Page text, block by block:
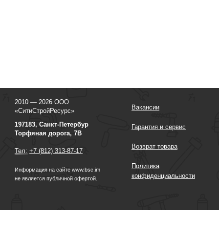
2010 — 2026 ООО
«СитиСтройРесурс»
197183, Санкт-Петербур
Торфяная дорога, 7В
Тел: +7 (812) 313-87-17
Информация на сайте www.bsc.im
не является публичной офертой.
Вакансии
Гарантия и сервис
Возврат товара
Политика
конфиденциальности